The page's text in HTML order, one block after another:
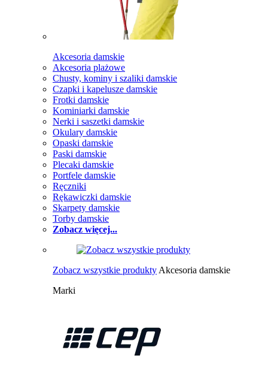
Akcesoria damskie
Akcesoria plażowe
Chusty, kominy i szaliki damskie
Czapki i kapelusze damskie
Frotki damskie
Kominiarki damskie
Nerki i saszetki damskie
Okulary damskie
Opaski damskie
Paski damskie
Plecaki damskie
Portfele damskie
Ręczniki
Rękawiczki damskie
Skarpety damskie
Torby damskie
Zobacz więcej...
Zobacz wszystkie produkty Akcesoria damskie
Marki